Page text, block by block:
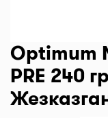
Optimum
PRE 240